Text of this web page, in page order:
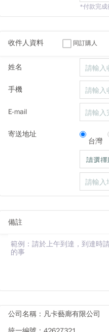
*付款完成
收件人資料 同訂購人
姓名
手機
E-mail
寄送地址
台灣
備註
公司名稱：凡卡藝廊有限公司